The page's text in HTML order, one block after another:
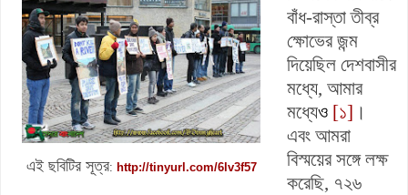
এই ছবিটির সূত্র: http://tinyurl.com/6lv3f57
বাঁধ-রাস্তা তীব্র
ক্ষোভের জন্ম
দিয়েছিল দেশবাসীর
মধ্যে, আমার
মধ্যেও[১] ।
এবং আমরা
বিস্ময়ের সঙ্গে লক্ষ
করেছি, ৭২৬